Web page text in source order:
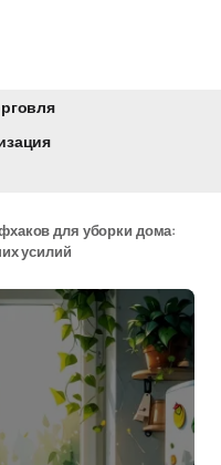
для уборки дома:
усилий